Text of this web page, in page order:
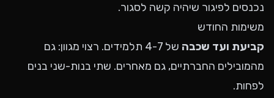
נכנסים לפיגור שיהיה קשה לסגור.
משימות החודש
קביעת ועד שכבה
של 4-7 תלמידים. רצוי מגוון: גם
מהמובילים החברתיים, גם מאחרים. שתי בנות-שני בנים
לפחות.